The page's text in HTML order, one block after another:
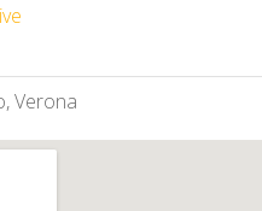
Verona